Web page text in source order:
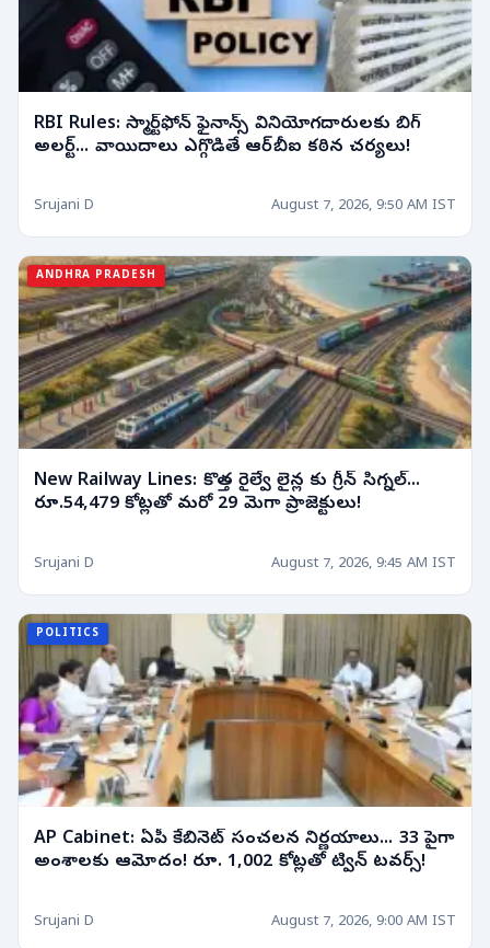
RBI Rules: స్మార్ట్‌ఫోన్ ఫైనాన్స్ వినియోగదారులకు బిగ్
అలర్ట్... వాయిదాలు ఎగ్గొడితే ఆర్‌బీఐ కఠిన చర్యలు!
Srujani D August 7, 2026, 9:50 AM IST
ANDHRA PRADESH
New Railway Lines: కొత్త రైల్వే లైన్ల కు గ్రీన్ సిగ్నల్...
రూ.54,479 కోట్లతో మరో 29 మెగా ప్రాజెక్టులు!
Srujani D August 7, 2026, 9:45 AM IST
POLITICS
AP Cabinet: ఏపీ కేబినెట్ సంచలన నిర్ణయాలు... 33 పైగా
అంశాలకు ఆమోదం! రూ. 1,002 కోట్లతో ట్విన్ టవర్స్!
Srujani D August 7, 2026, 9:00 AM IST